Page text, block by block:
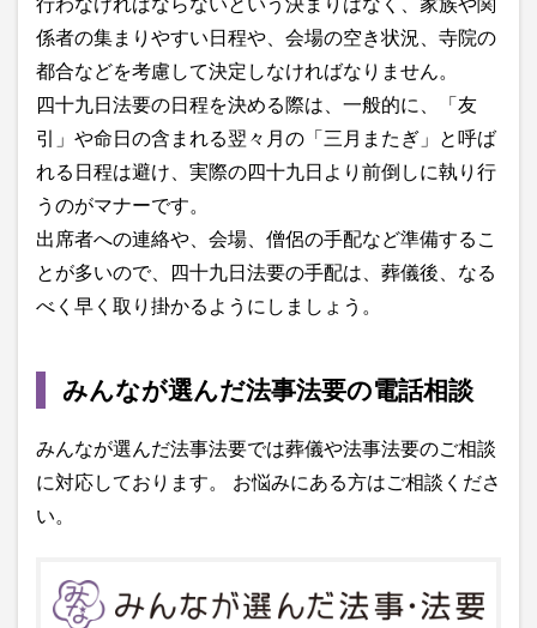
行わなければならないという決まりはなく、家族や関
係者の集まりやすい日程や、会場の空き状況、寺院の
都合などを考慮して決定しなければなりません。
四十九日法要の日程を決める際は、一般的に、「友
引」や命日の含まれる翌々月の「三月またぎ」と呼ば
れる日程は避け、実際の四十九日より前倒しに執り行
うのがマナーです。
出席者への連絡や、会場、僧侶の手配など準備するこ
とが多いので、四十九日法要の手配は、葬儀後、なる
べく早く取り掛かるようにしましょう。
みんなが選んだ法事法要の電話相談
みんなが選んだ法事法要では葬儀や法事法要のご相談
に対応しております。 お悩みにある方はご相談くださ
い。